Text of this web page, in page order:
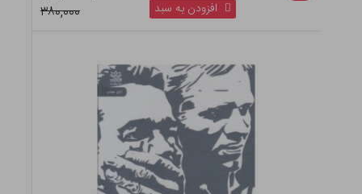
۳۸۰,۰۰۰
افزودن به سبد